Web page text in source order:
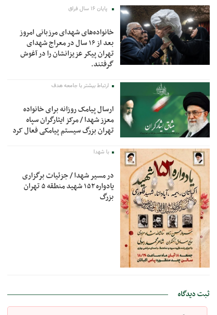
پایان ۱۶ سال فراق
خانواده‌های شهدای مرزبانی امروز
بعد از ۱۶ سال در معراج شهدای
تهران پیکر عزیزانشان را در آغوش
گرفتند.
ارتباط بیشتر با جامعه هدف
ارسال پیامک روزانه برای خانواده
معزز شهدا / مرکز ایثارگران سپاه
تهران بزرگ سیستم پیامکی فعال کرد
با شهدا
در مسیر شهدا / جزئیات برگزاری
یادواره ۱۵۲ شهید منطقه ۵ تهران
بزرگ
ثبت دیدگاه